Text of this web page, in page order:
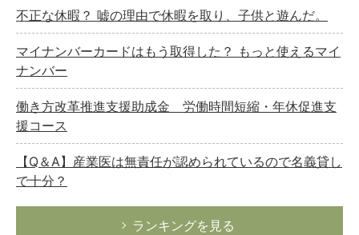
不正な休暇？ 嘘の理由で休暇を取り、子供と遊んだ。
マイナンバーカードはもう取得した？ もっと使えるマイ
ナンバー
働き方改革推進支援助成金 労働時間短縮・年休促進支
援コース
【Q＆A】産業医は無責任が認められているので名義貸し
で十分？
ランキングを見る